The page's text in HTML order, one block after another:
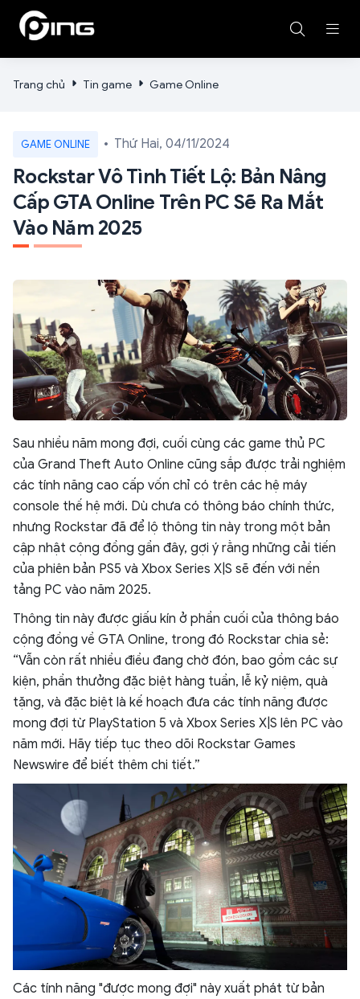
Trang chủ Tin game Game Online
GAME ONLINE Thứ Hai, 04/11/2024
Rockstar Vô Tình Tiết Lộ: Bản Nâng
Cấp GTA Online Trên PC Sẽ Ra Mắt
Vào Năm 2025
Sau nhiều năm mong đợi, cuối cùng các game thủ PC
của Grand Theft Auto Online cũng sắp được trải nghiệm
các tính năng cao cấp vốn chỉ có trên các hệ máy
console thế hệ mới. Dù chưa có thông báo chính thức,
nhưng Rockstar đã để lộ thông tin này trong một bản
cập nhật cộng đồng gần đây, gợi ý rằng những cải tiến
của phiên bản PS5 và Xbox Series X|S sẽ đến với nền
tảng PC vào năm 2025.
Thông tin này được giấu kín ở phần cuối của thông báo
cộng đồng về GTA Online, trong đó Rockstar chia sẻ:
“Vẫn còn rất nhiều điều đang chờ đón, bao gồm các sự
kiện, phần thưởng đặc biệt hàng tuần, lễ kỷ niệm, quà
tặng, và đặc biệt là kế hoạch đưa các tính năng được
mong đợi từ PlayStation 5 và Xbox Series X|S lên PC vào
năm mới. Hãy tiếp tục theo dõi Rockstar Games
Newswire để biết thêm chi tiết.”
Các tính năng "được mong đợi" này xuất phát từ bản